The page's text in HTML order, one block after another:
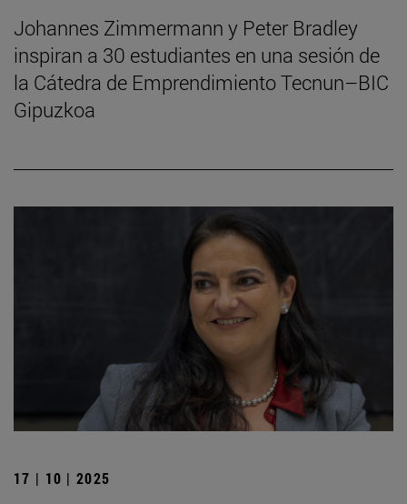
Johannes Zimmermann y Peter Bradley
inspiran a 30 estudiantes en una sesión de
la Cátedra de Emprendimiento Tecnun–BIC
Gipuzkoa
17 | 10 | 2025